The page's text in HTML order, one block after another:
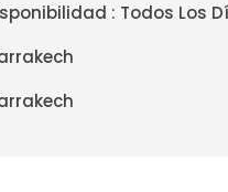
: Todos Los